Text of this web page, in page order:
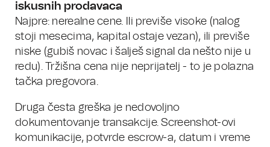
iskusnih prodavaca
Najpre: nerealne cene. Ili previše visoke (nalog
stoji mesecima, kapital ostaje vezan), ili previše
niske (gubiš novac i šalješ signal da nešto nije u
redu). Tržišna cena nije neprijatelj - to je polazna
tačka pregovora.
Druga česta greška je nedovoljno
dokumentovanje transakcije. Screenshot-ovi
komunikacije, potvrde escrow-a, datum i vreme